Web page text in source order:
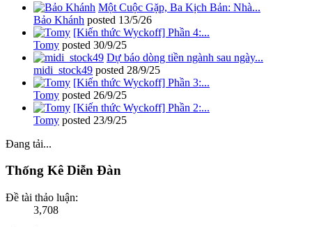
Một Cuộc Gặp, Ba Kịch Bản: Nhà...
Bảo Khánh posted 13/5/26
[Kiến thức Wyckoff] Phần 4:...
Tomy posted 30/9/25
Dự báo dòng tiền ngành sau ngày...
midi_stock49 posted 28/9/25
[Kiến thức Wyckoff] Phần 3:...
Tomy posted 26/9/25
[Kiến thức Wyckoff] Phần 2:...
Tomy posted 23/9/25
Đang tải...
Thống Kê Diễn Đàn
Đề tài thảo luận:
3,708